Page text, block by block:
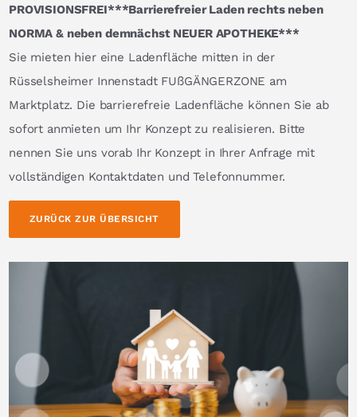
PROVISIONSFREI***Barrierefreier Laden rechts neben
NORMA & neben demnächst NEUER APOTHEKE***
Sie mieten hier eine Ladenfläche mitten in der
Rüsselsheimer Innenstadt FUßGÄNGERZONE am
Marktplatz. Die barrierefreie Ladenfläche können Sie ab
sofort anmieten um Ihr Konzept zu realisieren. Bitte
nennen Sie uns vorab Ihr Konzept in Ihrer Anfrage mit
vollständigen Kontaktdaten und Telefonnummer.
ZURÜCK ZUR ÜBERSICHT